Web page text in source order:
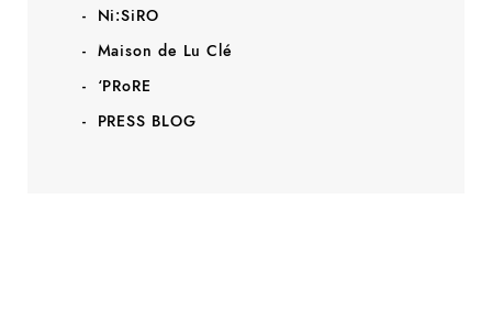
Ni:SiRO
Maison de Lu Clé
‘PRoRE
PRESS BLOG